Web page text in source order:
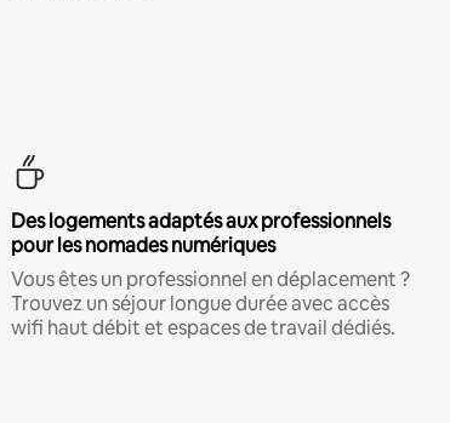
Des logements adaptés aux professionnels
pour les nomades numériques
Vous êtes un professionnel en déplacement ?
Trouvez un séjour longue durée avec accès
wifi haut débit et espaces de travail dédiés.